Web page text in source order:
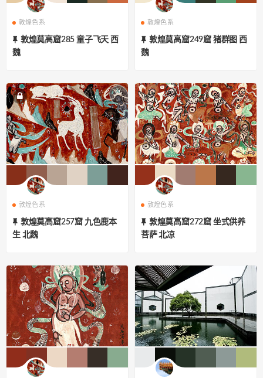
敦煌色系
敦煌莫高窟285 童子飞天 西
魏
敦煌色系
敦煌莫高窟249窟 猪群图 西
魏
敦煌色系
敦煌莫高窟257窟 九色鹿本
生 北魏
敦煌色系
敦煌莫高窟272窟 坐式供养
菩萨 北凉